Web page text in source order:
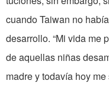
cuando Taiwan no
desarrollo. “Mi vida me
de aquellas niñas
madre y todavía hoy